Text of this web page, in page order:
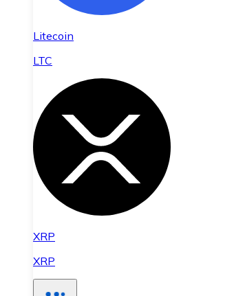
Litecoin
LTC
XRP
XRP